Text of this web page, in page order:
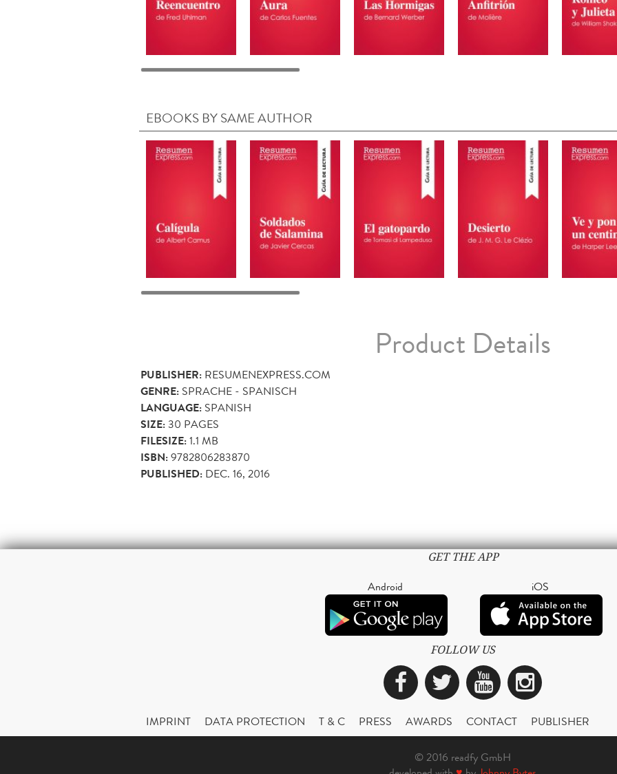
EBOOKS BY SAME AUTHOR
Product Details
PUBLISHER: RESUMENEXPRESS.COM
GENRE: SPRACHE - SPANISCH
LANGUAGE: SPANISH
SIZE:30 PAGES
FILESIZE:1.1 MB
ISBN:9782806283870
PUBLISHED: DEC. 16, 2016
GET THE APP
Android iOS
FOLLOW US
Facebook
TwitterYouTube
IMPRINT DATA PROTECTION T & C PRESS AWARDS CONTACT PUBLISHER
© 2016 readfy GmbH